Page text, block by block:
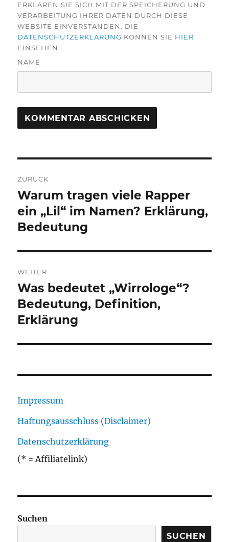
ERKLÄREN SIE SICH MIT DER SPEICHERUNG UND
VERARBEITUNG IHRER DATEN DURCH DIESE
WEBSITE EINVERSTANDEN. DIE
DATENSCHUTZERKLÄRUNG KÖNNEN SIE HIER
EINSEHEN.
NAME
ZURÜCK
Vorheriger
Beitrag:
Warum tragen viele Rapper
ein „Lil“ im Namen? Erklärung,
Bedeutung
WEITER
Nächster
Beitrag:
Was bedeutet „Wirrologe“?
Bedeutung, Definition,
Erklärung
Impressum
Haftungsausschluss (Disclaimer)
Datenschutzerklärung
(* = Affiliatelink)
Suchen
SUCHEN